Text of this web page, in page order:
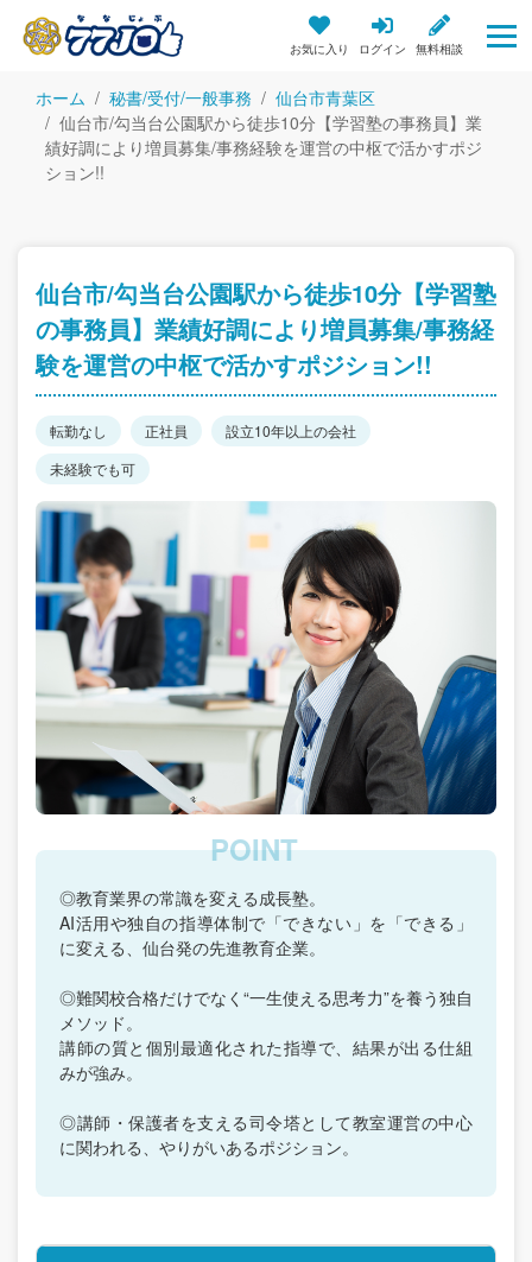
お気に入り ログイン 無料相談
ホーム 秘書/受付/一般事務
仙台市青葉区
仙台市/勾当台公園駅から徒歩10分【学習塾の事務員】業
績好調により増員募集/事務経験を運営の中枢で活かすポジ
ション!!
仙台市/勾当台公園駅から徒歩10分【学習塾
の事務員】業績好調により増員募集/事務経
験を運営の中枢で活かすポジション!!
転勤なし 正社員
設立10年以上の会社
未経験でも可
◎教育業界の常識を変える成長塾。
AI活用や独自の指導体制で「できない」を「できる」
に変える、仙台発の先進教育企業。
◎難関校合格だけでなく“一生使える思考力”を養う独自
メソッド。
講師の質と個別最適化された指導で、結果が出る仕組
みが強み。
◎講師・保護者を支える司令塔として教室運営の中心
に関われる、やりがいあるポジション。